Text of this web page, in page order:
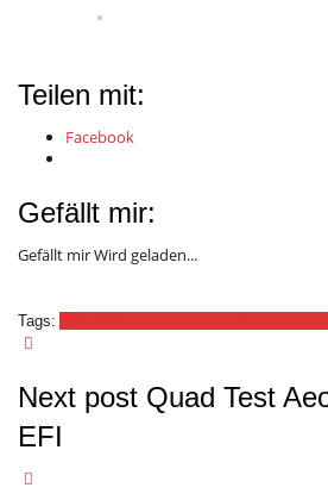
Teilen mit:
Facebook
Gefällt mir:
Gefällt mirWird geladen...
Tags:
Next post Quad Test
EFI